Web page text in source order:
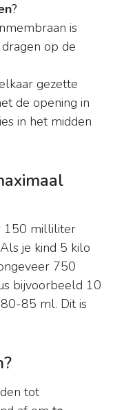
?
is
op de
gezette
de opening in
in het midden
150 milliliter
je kind 5 kilo
750
bijvoorbeeld 10
85 ml. Dit is
tot